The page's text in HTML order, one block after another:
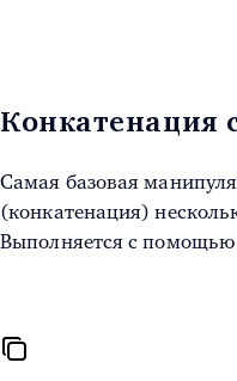
Конкатенация
Самая базовая
(конкатенация)
Выполняется с помощью